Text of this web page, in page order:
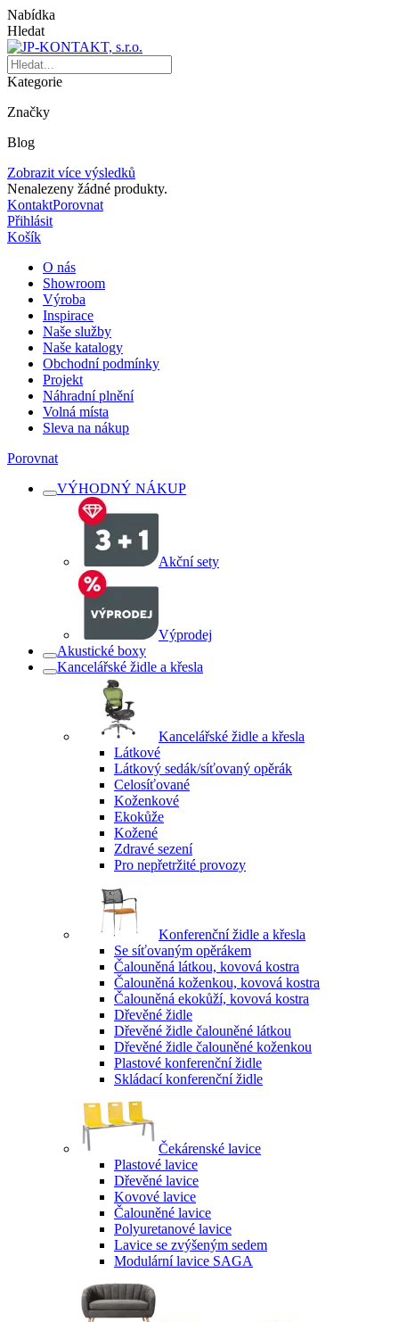
Nabídka
Hledat
Kategorie
Značky
Blog
Zobrazit více výsledků
Nenalezeny žádné produkty.
KontaktPorovnat
Přihlásit
Košík
O nás
Showroom
Výroba
Inspirace
Naše služby
Naše katalogy
Obchodní podmínky
Projekt
Náhradní plnění
Volná místa
Sleva na nákup
Porovnat
VÝHODNÝ NÁKUP
Akční sety
Výprodej
Akustické boxy
Kancelářské židle a křesla
Kancelářské židle a křesla
Látkové
Látkový sedák/síťovaný opěrák
Celosíťované
Koženkové
Ekokůže
Kožené
Zdravé sezení
Pro nepřetržité provozy
Konferenční židle a křesla
Se síťovaným opěrákem
Čalouněná látkou, kovová kostra
Čalouněná koženkou, kovová kostra
Čalouněná ekokůží, kovová kostra
Dřevěné židle
Dřevěné židle čalouněné látkou
Dřevěné židle čalouněné koženkou
Plastové konferenční židle
Skládací konferenční židle
Čekárenské lavice
Plastové lavice
Dřevěné lavice
Kovové lavice
Čalouněné lavice
Polyuretanové lavice
Lavice se zvýšeným sedem
Modulární lavice SAGA